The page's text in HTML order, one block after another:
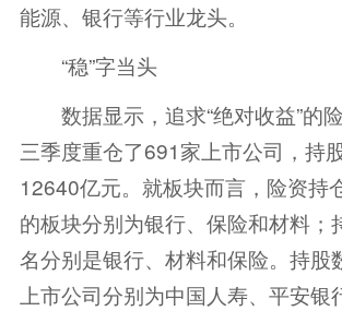
能源、银行等行业龙头。
“稳”字当头
数据显示，追求“绝对收益”的
三季度重仓了691家上市公司，持
12640亿元。就板块而言，险资持
的板块分别为银行、保险和材料；
名分别是银行、材料和保险。持股
上市公司分别为中国人寿、平安银